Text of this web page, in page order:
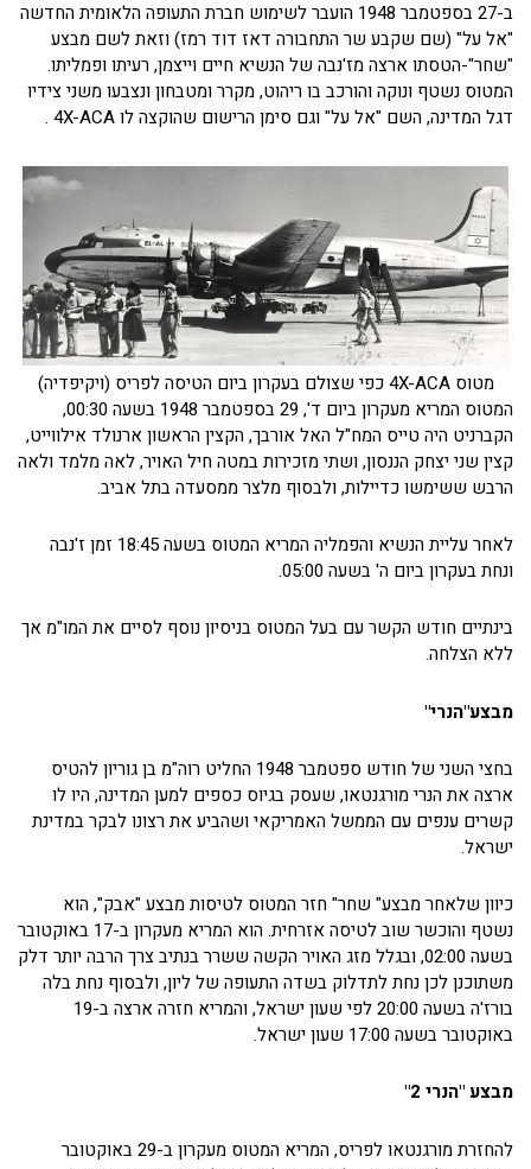
ב-27 בספטמבר 1948 הועבר לשימוש חברת התעופה הלאומית החדשה
"אל על" (שם שקבע שר התחבורה דאז דוד רמז) וזאת לשם מבצע
"שחר"-הטסתו ארצה מז'נבה של הנשיא חיים וייצמן, רעיתו ופמליתו.
המטוס נשטף ונוקה והורכב בו ריהוט, מקרר ומטבחון ונצבעו משני צידיו
דגל המדינה, השם "אל על" וגם סימן הרישום שהוקצה לו 4X-ACA .
מטוס 4X-ACA כפי שצולם בעקרון ביום הטיסה לפריס (ויקיפדיה)
המטוס המריא מעקרון ביום ד', 29 בספטמבר 1948 בשעה 00:30,
הקברניט היה טייס המח"ל האל אורבך, הקצין הראשון ארנולד אילווייט,
קצין שני יצחק הננסון, ושתי מזכירות במטה חיל האויר, לאה מלמד ולאה
הרבש ששימשו כדיילות, ולבסוף מלצר ממסעדה בתל אביב.
לאחר עליית הנשיא והפמליה המריא המטוס בשעה 18:45 זמן ז'נבה
ונחת בעקרון ביום ה' בשעה 05:00.
בינתיים חודש הקשר עם בעל המטוס בניסיון נוסף לסיים את המו"מ אך
ללא הצלחה.
מבצע"הנרי"
בחצי השני של חודש ספטמבר 1948 החליט רוה"מ בן גוריון להטיס
ארצה את הנרי מורגנטאו, שעסק בגיוס כספים למען המדינה, היו לו
קשרים ענפים עם הממשל האמריקאי ושהביע את רצונו לבקר במדינת
ישראל.
כיוון שלאחר מבצע" שחר" חזר המטוס לטיסות מבצע "אבק", הוא
נשטף והוכשר שוב לטיסה אזרחית. הוא המריא מעקרון ב-17 באוקטובר
בשעה 02:00, ובגלל מזג האויר הקשה ששרר בנתיב צרך הרבה יותר דלק
משתוכנן לכן נחת לתדלוק בשדה התעופה של ליון, ולבסוף נחת בלה
בורז'ה בשעה 20:00 לפי שעון ישראל, והמריא חזרה ארצה ב-19
באוקטובר בשעה 17:00 שעון ישראל.
מבצע "הנרי 2"
להחזרת מורגנטאו לפריס, המריא המטוס מעקרון ב-29 באוקטובר